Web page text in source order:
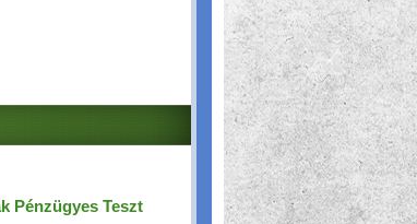
Pénzügyes Teszt